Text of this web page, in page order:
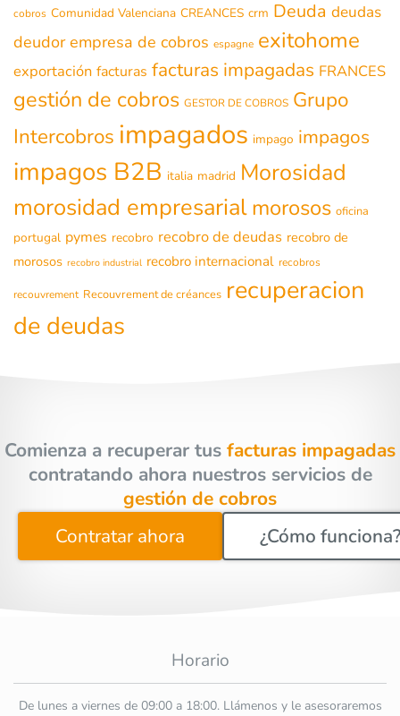
cobros Comunidad Valenciana CREANCES crm Deuda deudas
deudor empresa de cobros espagne exitohome
exportación facturas facturas impagadas FRANCES
gestión de cobros GESTOR DE COBROS Grupo
Intercobros impagados impago impagos
impagos B2B italia madrid Morosidad
morosidad empresarialmorosos oficina
portugal pymes recobro recobro de deudas recobro de
morosos recobro industrial recobro internacional recobros
recouvrement Recouvrement de créances recuperacion
de deudas
Comienza a recuperar tus facturas impagadas
contratando ahora nuestros servicios de
gestión de cobros
Contratar ahora
¿Cómo funciona?
Horario
De lunes a viernes de 09:00 a 18:00. Llámenos y le asesoraremos